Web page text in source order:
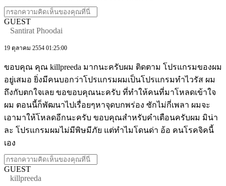
GUEST
Santirat Phoodai
19 ตุลาคม 2554 01:25:00
ขอบคุณ คุณ killpreeda มากนะครับผม ติดตาม โปรแกรมของผม
อยู่เสมอ ยิ่งมีคนบอกว่าโปรแกรมผมเป็นโปรแกรมทำไวรัส ผม
ถึงกับตกใจเลย ขอขอบคุณนะครับ ที่ทำให้คนที่มาโหลดเข้าใจ
ผม ตอนนี้ก็พัฒนาไปเรื่อยๆหาจุดบกพร่อง ซักไม่กี่เพลา ผมจะ
เอามาให้โหลดอีกนะครับ ขอบคุณสำหรับคำเตือนครับผม มิน่า
ละ โปรแกรมผมไม่มีพิษมีภัย แต่ทำไมโดนด่า อ้อ คนโรคจิคนี้
เอง
GUEST
killpreeda